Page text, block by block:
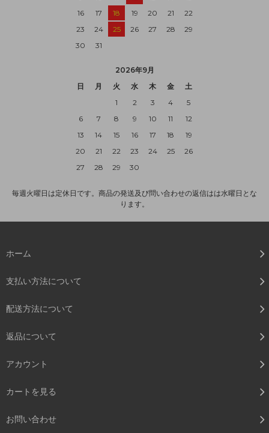
16
17 18 19 20 21
22
23
24 25 26 27 28
29
30
31
2026年9月
日
月 火 水 木 金
土
1
2 3 4
5
6
7 8 9 10 11
12
13
14 15 16 17 18
19
20
21 22 23 24 25
26
27
28 29 30
毎週火曜日は定休日です。商品の発送及び問い合わせの返信はは水曜日とな
ります。
ホーム
支払い方法について
配送方法について
返品について
アカウント
カートを見る
お問い合わせ